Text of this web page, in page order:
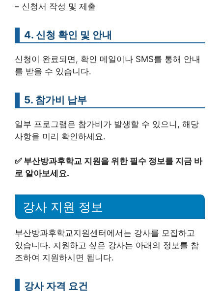
– 신청서 작성 및 제출
4. 신청 확인 및 안내
신청이 완료되면, 확인 메일이나 SMS를 통해 안내
를 받을 수 있습니다.
5. 참가비 납부
일부 프로그램은 참가비가 발생할 수 있으니, 해당
사항을 미리 확인하세요.
✅ 부산방과후학교 지원을 위한 필수 정보를 지금 바
로 알아보세요.
강사 지원 정보
부산방과후학교지원센터에서는 강사를 모집하고
있습니다. 지원하고 싶은 강사는 아래의 정보를 참
조하여 지원하시면 됩니다.
강사 자격 요건